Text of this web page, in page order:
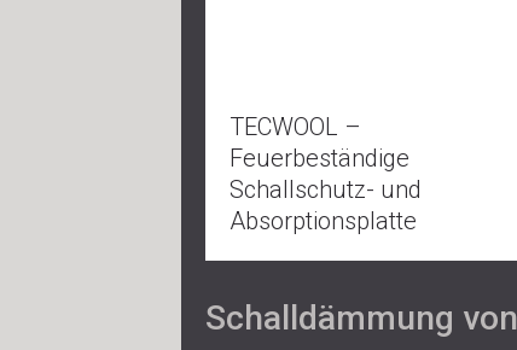
TECWOOL –
Feuerbeständige
Schallschutz- und
Absorptionsplatte
Schalldämmung